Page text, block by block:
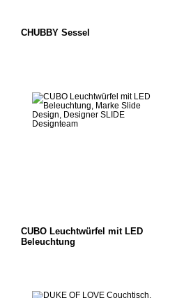
CHUBBY Sessel
CUBO Leuchtwürfel mit LED
Beleuchtung